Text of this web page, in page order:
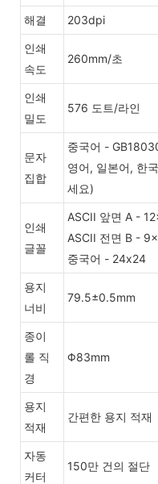
해결 203dpi
인쇄
속도
260mm/초
인쇄
밀도
576 도트/라인
문자
집합
중국어 -
영어, 일본어, 한
세요)
인쇄
글꼴
ASCII 앞면 A -
ASCII 전면 B -
중국어 - 24x24
용지
너비
79.5±0.5mm
종이
롤 직
경
Φ83mm
용지
적재
간편한 용지 적재
자동
커터
150만 건의 절단